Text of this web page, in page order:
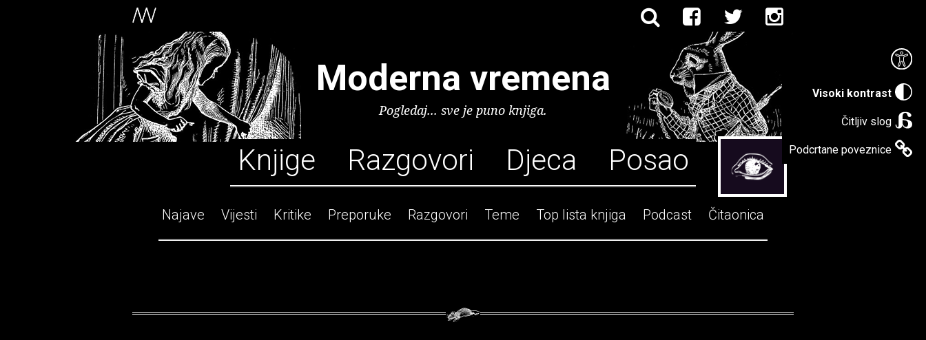
Visoki kontrast
Čitljiv slog
Podcrtane poveznice
Moderna vremena
Pogledaj... sve je puno knjiga.
Knjige Razgovori Djeca Posao
Najave Vijesti Kritike Preporuke Razgovori Teme Top lista knjiga Podcast Čitaonica